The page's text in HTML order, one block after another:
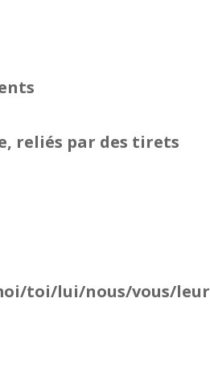
reliés par des tirets
toi/lui/nous/vous/leur